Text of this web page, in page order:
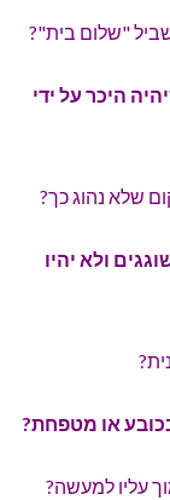
"שלום בית"?
היכר על ידי
שלא נהוג כך?
ולא יהיו
או מטפחת?
עליו למעשה?